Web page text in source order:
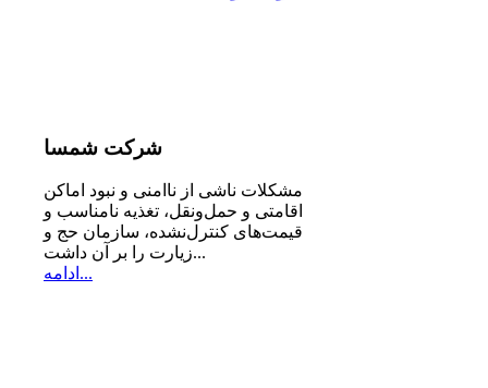
شرکت شمسا
مشكلات ناشی از ناامنی و نبود اماكن
اقامتی و حمل‌ونقل، تغذیه‌ نامناسب و
قیمت‌های كنترل‌نشده، سازمان حج و
زیارت را بر آن داشت...
ادامه...